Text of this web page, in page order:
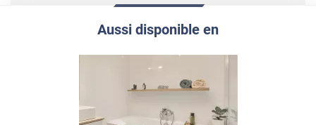
Aussi disponible en